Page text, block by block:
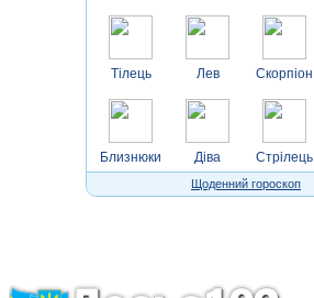
Тілець
Близнюки
Лев
Діва
Скорпіон
Стрілець
Щоденний гороскоп